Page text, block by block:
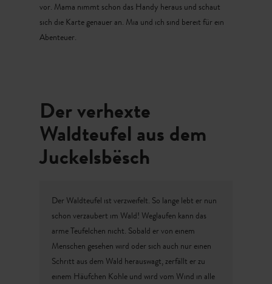
vor. Mama nimmt schon das Handy heraus und schaut
sich die Karte genauer an. Mia und ich sind bereit für ein
Abenteuer.
Der verhexte
Waldteufel aus dem
Juckelsbësch
Der Waldteufel ist verzweifelt. So lange lebt er nun
schon verzaubert im Wald! Weglaufen kann das
arme Teufelchen nicht. Sobald er von einem
Menschen gesehen wird oder sich auch nur einen
Schritt aus dem Wald herauswagt, zerfällt er zu
einem Häufchen Kohle und wird vom Wind in alle